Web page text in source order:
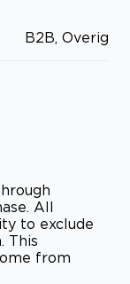
B2B, Overig
All
to exclude
This
from